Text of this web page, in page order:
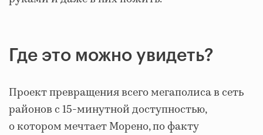
Где это можно увидеть?
Проект превращения всего мегаполиса в сеть
районов с 15-минутной доступностью,
о котором мечтает Морено, по факту